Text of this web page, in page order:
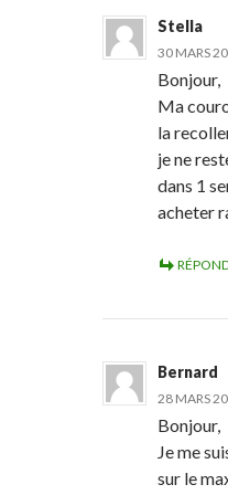
Stella
30 MARS
Bonjour,
Ma
la
je ne
dans 1
acheter
Bernard
28 MARS
Bonjour,
Je me
sur le